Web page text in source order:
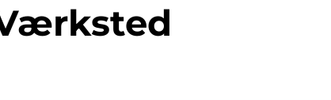
Værksted